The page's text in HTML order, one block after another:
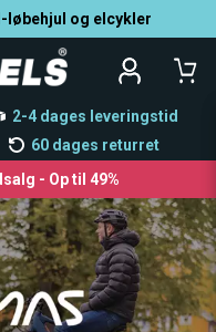
løbehjul og elcykler
2-4 dages leveringstid
60 dages returret
- Op til 49%